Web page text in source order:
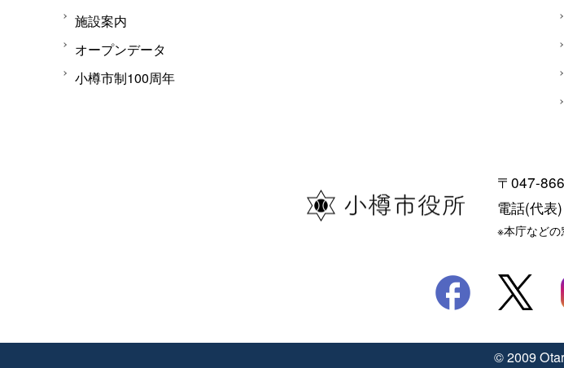
施設案内
オープンデータ
小樽市制100周年
〒047-
電話(代表
※本庁などの
© 2009